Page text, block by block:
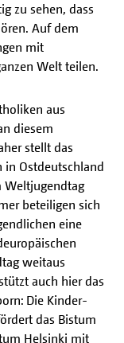
zu sehen, dass
Auf dem
mit
Welt teilen.
aus
diesem
stellt das
in Ostdeutschland
Weltjugendtag
beteiligen sich
eine
weitaus
auch hier das
Die Kinder-
das Bistum
Helsinki mit